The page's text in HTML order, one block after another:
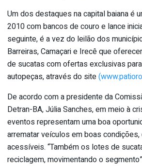
Um dos destaques na capital baiana é
2010 com bancos de couro e lance
seguinte, é a vez do leilão dos
Barreiras, Camaçari e Irecê que
de sucatas com ofertas exclusivas
autopeças, através do site
De acordo com a presidente da
Detran-BA, Júlia Sanches, em meio à
eventos representam uma boa
arrematar veículos em boas
acessíveis. “Também os lotes de
reciclagem, movimentando o